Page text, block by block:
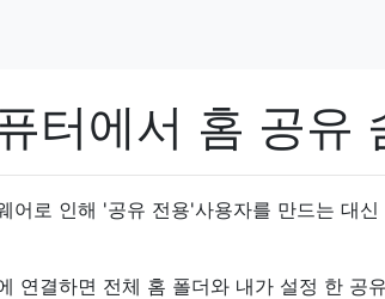
터에서 홈 공유
어로 인해 '공유 전용'사용자를 만드는 대
연결하면 전체 홈 폴더와 내가 설정 한 공